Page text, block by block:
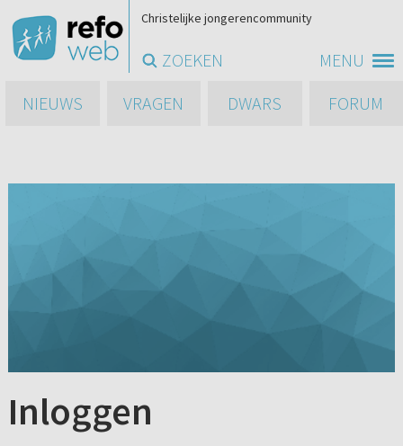
MENU
Christelijke jongerencommunity
ZOEKEN
NIEUWS
VRAGEN DWARS FORUM
Inloggen